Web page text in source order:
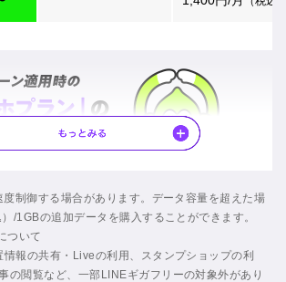
2,480円/月 （税込2,728円/月）
*1 20GB+「LINEギガフリー」*2
度制御する場合があります。データ容量を超えた場
/1GBの追加データを購入することができます。
ついて
情報の共有・Liveの利用、スタンプショップの利
の閲覧など、一部LINEギガフリーの対象外があり